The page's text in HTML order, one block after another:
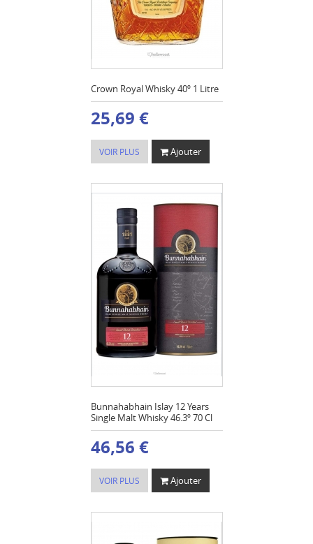
Crown Royal Whisky 40º 1 Litre
25,69 €
VOIR PLUS Ajouter
Bunnahabhain Islay 12 Years
Single Malt Whisky 46.3º 70 Cl
46,56 €
VOIR PLUS Ajouter